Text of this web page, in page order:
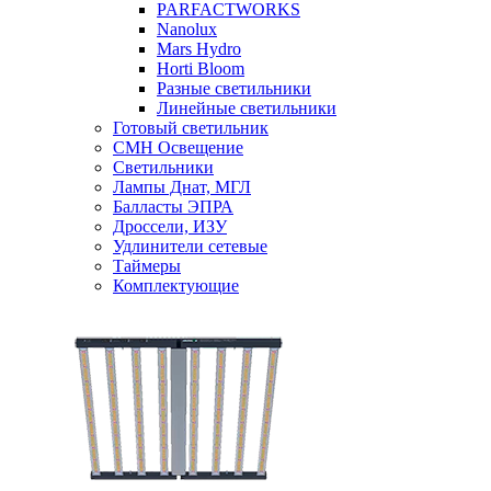
PARFACTWORKS
Nanolux
Mars Hydro
Horti Bloom
Разные светильники
Линейные светильники
Готовый светильник
CMH Освещение
Светильники
Лампы Днат, МГЛ
Балласты ЭПРА
Дроссели, ИЗУ
Удлинители сетевые
Таймеры
Комплектующие